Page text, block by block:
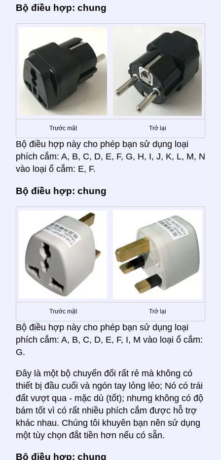
Bộ điều hợp: chung
Trước mặt Trở lại
Bộ điều hợp này cho phép bạn sử dụng loại
phích cắm: A, B, C, D, E, F, G, H, I, J, K, L, M, N
vào loại ổ cắm: E, F.
Bộ điều hợp: chung
Trước mặt Trở lại
Bộ điều hợp này cho phép bạn sử dụng loại
phích cắm: A, B, C, D, E, F, I, M vào loại ổ cắm:
G.
Đây là một bộ chuyển đổi rất rẻ mà không có
thiết bị đầu cuối và ngón tay lỏng lẻo; Nó có trái
đất vượt qua - mặc dù (tốt); nhưng không có độ
bám tốt vì có rất nhiều phích cắm được hỗ trợ
khác nhau. Chúng tôi khuyên bạn nên sử dụng
một tùy chọn đắt tiền hơn nếu có sẵn.
Bộ điều hợp: chung